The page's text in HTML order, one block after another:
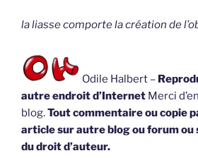
la liasse comporte la création de
Odile Halbert –
autre endroit d’Internet Merci
blog.Tout commentaire ou copie
article sur autre blog ou forum ou
du droit d’auteur.